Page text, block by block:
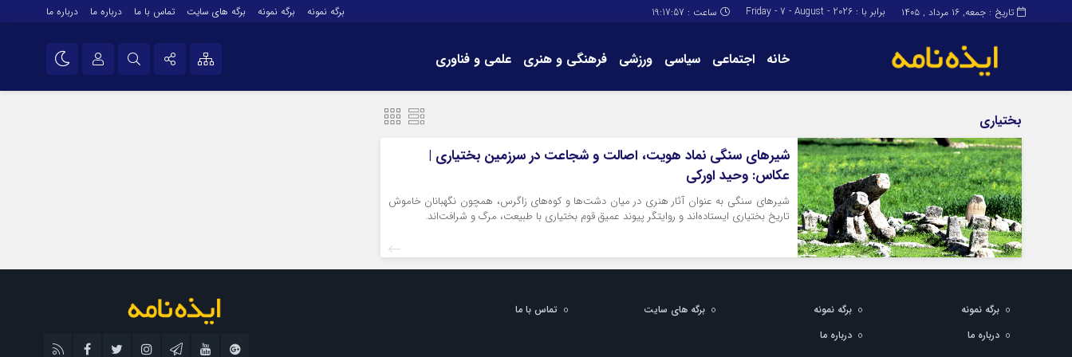
تاریخ : جمعه, ۱۶ مرداد , ۱۴۰۵ برابر با : Friday - 7 - August - 2026 ساعت : 19:17:57 برگه نمونه برگه نمونه برگه های سایت تماس با ما درباره ما درباره ما
خانه اجتماعی سیاسی ورزشی فرهنگی و هنری علمی و فناوری
اپلیکیشن
تماس با ما
درباره ما
بختیاری
شیرهای سنگی نماد هویت، اصالت و شجاعت در سرزمین بختیاری |
عکاس: وحید اورکی
شیرهای سنگی به عنوان آثار هنری در میان دشت‌ها و کوه‌های زاگرس، همچون نگهبانان خاموش
تاریخ بختیاری ایستاده‌اند و روایتگر پیوند عمیق قوم بختیاری با طبیعت، مرگ و شرافت‌اند.
برگه نمونه برگه نمونه برگه های سایت
تماس با ما
درباره ما
درباره ما